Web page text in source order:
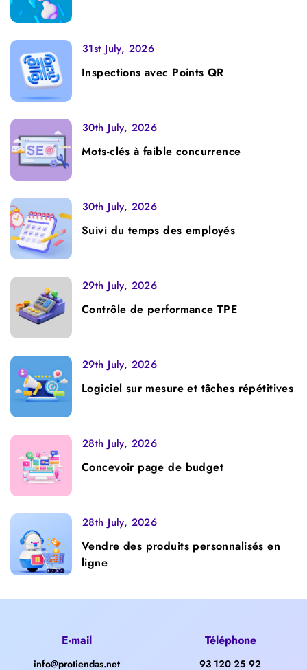
31st July, 2026
Inspections avec Points QR
30th July, 2026
Mots-clés à faible concurrence
30th July, 2026
Suivi du temps des employés
29th July, 2026
Contrôle de performance TPE
29th July, 2026
Logiciel sur mesure et tâches répétitives
28th July, 2026
Concevoir page de budget
28th July, 2026
Vendre des produits personnalisés en
ligne
E-mail
info@protiendas.net
Téléphone
93 120 25 92